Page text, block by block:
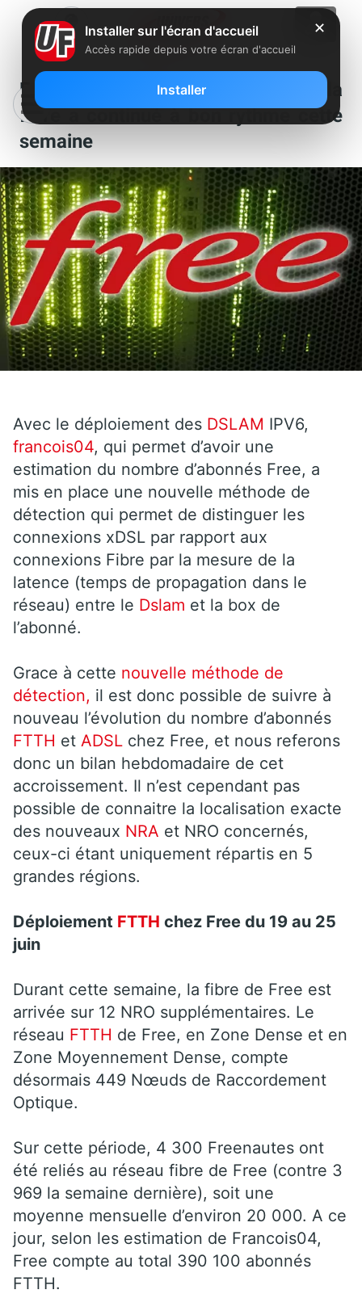
Free : la migration d’abonnés vers la
fibre a continué à bon rythme cette
semaine
Avec le déploiement des DSLAM IPV6,
francois04, qui permet d’avoir une
estimation du nombre d’abonnés Free, a
mis en place une nouvelle méthode de
détection qui permet de distinguer les
connexions xDSL par rapport aux
connexions Fibre par la mesure de la
latence (temps de propagation dans le
réseau) entre le Dslam et la box de
l’abonné.
Grace à cette nouvelle méthode de
détection, il est donc possible de suivre à
nouveau l’évolution du nombre d’abonnés
FTTH et ADSL chez Free, et nous referons
donc un bilan hebdomadaire de cet
accroissement. Il n’est cependant pas
possible de connaitre la localisation exacte
des nouveaux NRA et NRO concernés,
ceux-ci étant uniquement répartis en 5
grandes régions.
Déploiement FTTH chez Free du 19 au 25
juin
Durant cette semaine, la fibre de Free est
arrivée sur 12 NRO supplémentaires. Le
réseau FTTH de Free, en Zone Dense et en
Zone Moyennement Dense, compte
désormais 449 Nœuds de Raccordement
Optique.
Sur cette période, 4 300 Freenautes ont
été reliés au réseau fibre de Free (contre 3
969 la semaine dernière), soit une
moyenne mensuelle d’environ 20 000. A ce
jour, selon les estimation de Francois04,
Free compte au total 390 100 abonnés
FTTH.
✕
Installer sur l'écran d'accueil
Accès rapide depuis votre écran d'accueil
Installer